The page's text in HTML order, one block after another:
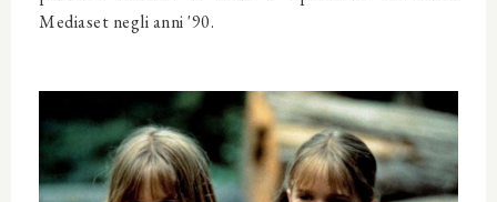
Mediaset negli anni '90.